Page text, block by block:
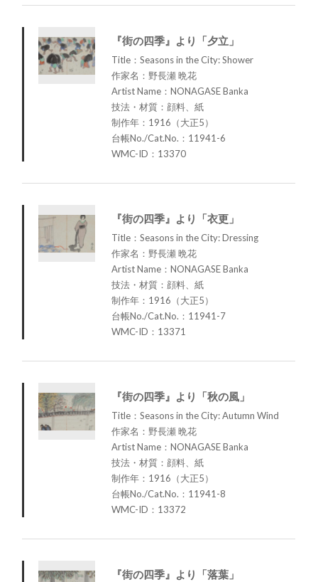
『街の四季』より「夕立」
Title：Seasons in the City: Shower
作家名：野長瀬 晩花
Artist Name：NONAGASE Banka
技法・材質：顔料、紙
制作年：1916（大正5）
台帳No./Cat.No.：11941-6
WMC-ID：13370
『街の四季』より「衣更」
Title：Seasons in the City: Dressing
作家名：野長瀬 晩花
Artist Name：NONAGASE Banka
技法・材質：顔料、紙
制作年：1916（大正5）
台帳No./Cat.No.：11941-7
WMC-ID：13371
『街の四季』より「秋の風」
Title：Seasons in the City: Autumn Wind
作家名：野長瀬 晩花
Artist Name：NONAGASE Banka
技法・材質：顔料、紙
制作年：1916（大正5）
台帳No./Cat.No.：11941-8
WMC-ID：13372
『街の四季』より「落葉」